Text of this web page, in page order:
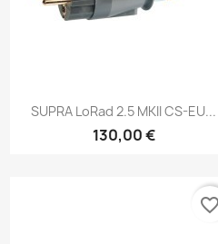
Anteprima
SUPRA LoRad 2.5 MKII CS-EU...
130,00 €
favorite_border